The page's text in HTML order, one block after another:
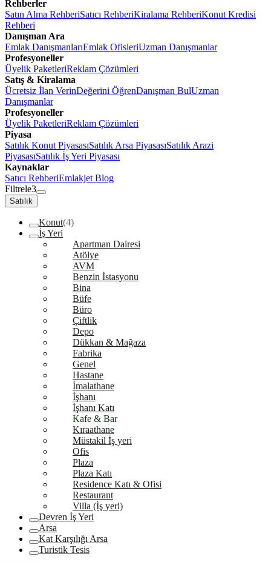
Rehberler
Satın Alma RehberiSatıcı RehberiKiralama RehberiKonut Kredisi
Rehberi
Danışman Ara
Emlak DanışmanlarıEmlak OfisleriUzman Danışmanlar
Profesyoneller
Üyelik PaketleriReklam Çözümleri
Satış & Kiralama
Ücretsiz İlan VerinDeğerini ÖğrenDanışman BulUzman
Danışmanlar
Profesyoneller
Üyelik PaketleriReklam Çözümleri
Piyasa
Satılık Konut PiyasasıSatılık Arsa PiyasasıSatılık Arazi
PiyasasıSatılık İş Yeri Piyasası
Kaynaklar
Satıcı RehberiEmlakjet Blog
Filtrele3
Satılık
Konut(4)
İş Yeri
Apartman Dairesi
Atölye
AVM
Benzin İstasyonu
Bina
Büfe
Büro
Çiftlik
Depo
Dükkan & Mağaza
Fabrika
Genel
Hastane
İmalathane
İşhanı
İşhanı Katı
Kafe & Bar
Kıraathane
Müstakil İş yeri
Ofis
Plaza
Plaza Katı
Residence Katı & Ofisi
Restaurant
Villa (İş yeri)
Devren İş Yeri
Arsa
Kat Karşılığı Arsa
Turistik Tesis